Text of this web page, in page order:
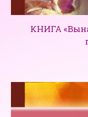
КНИГА